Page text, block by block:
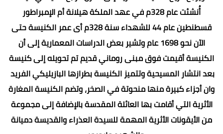
أُنشئت عام 328م في عهد الملكة هيلانة أم الإمبراطور
قسطنطين عام 44 للشهداء سنة 328م أى عمر الكنيسة حتى
الآن نحو 1698 عام وتشير بعض الدراسات المعمارية إلى أن
الكنيسة أقيمت فوق مبنى روماني قديم تم تحويله إلى كنيسة
بعد انتشار المسيحية وتتميز الكنيسة بطرازها البازيليكي الفريد
وان أجزاء كبيرة منها منحوتة في الصخر، وتضم الكنيسة المغارة
الأثرية التي أقامت بها العائلة المقدسة بالإضافة إلى مجموعة
من الأيقونات الأثرية المهمة للسيدة العذراء والقديسة دميانة